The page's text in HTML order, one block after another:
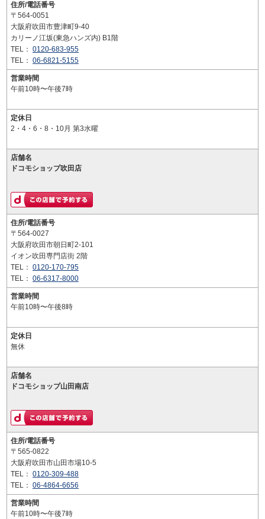
住所/電話番号
〒564-0051
大阪府吹田市豊津町9-40
カリーノ江坂(東急ハンズ内) B1階
TEL： 0120-683-955
TEL： 06-6821-5155
営業時間
午前10時〜午後7時
定休日
2・4・6・8・10月 第3水曜
店舗名
ドコモショップ吹田店
住所/電話番号
〒564-0027
大阪府吹田市朝日町2-101
イオン吹田専門店街 2階
TEL： 0120-170-795
TEL： 06-6317-8000
営業時間
午前10時〜午後8時
定休日
無休
店舗名
ドコモショップ山田南店
住所/電話番号
〒565-0822
大阪府吹田市山田市場10-5
TEL： 0120-309-488
TEL： 06-4864-6656
営業時間
午前10時〜午後7時